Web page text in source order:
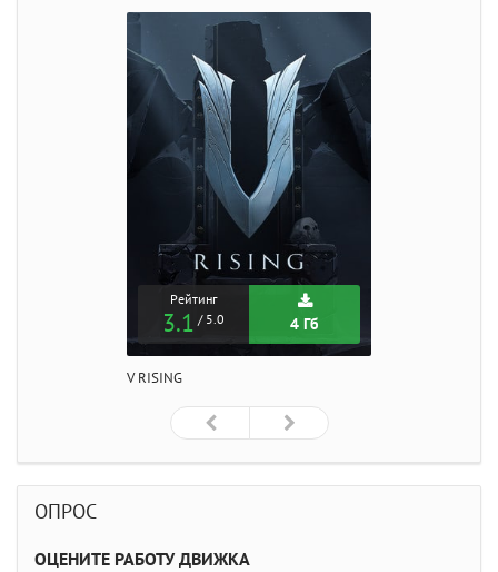
Рейтинг
3.1 / 5.0 4 Гб
V RISING
ОПРОС
ОЦЕНИТЕ РАБОТУ ДВИЖКА